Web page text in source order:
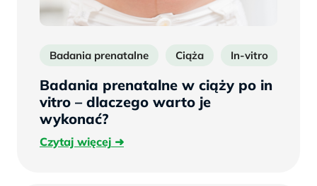
Badania prenatalne Ciąża In-vitro
Badania prenatalne w ciąży po in
vitro – dlaczego warto je
wykonać?
Czytaj więcejCzytaj